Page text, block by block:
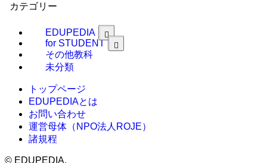
カテゴリー
EDUPEDIA
for STUDENT
その他教科
未分類
トップページ
EDUPEDIAとは
お問い合わせ
運営母体（NPO法人ROJE）
諸規程
© EDUPEDIA.